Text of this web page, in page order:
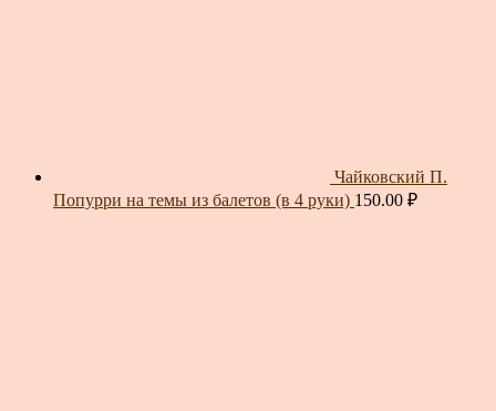
Чайковский П.
Попурри на темы из балетов (в 4 руки) 150.00 ₽